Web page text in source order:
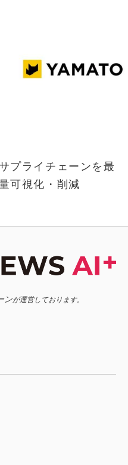
プライチェーンを最
可視化・削減
ンが運営しております。